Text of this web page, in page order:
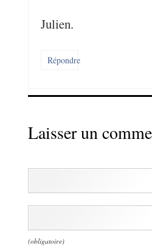
Julien.
Répondre
Laisser un
(obligatoire)